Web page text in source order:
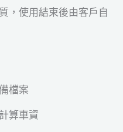
，使用結束後由客戶自
檔案
算車資